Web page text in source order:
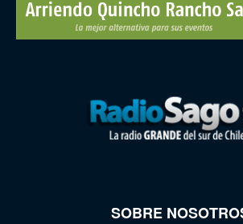
SOBRE